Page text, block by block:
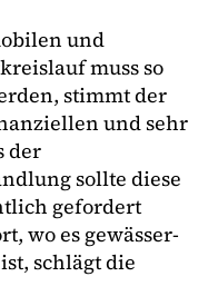
und
muss so
stimmt der
und sehr
der
sollte diese
gefordert
wo es gewässer-
schlägt die